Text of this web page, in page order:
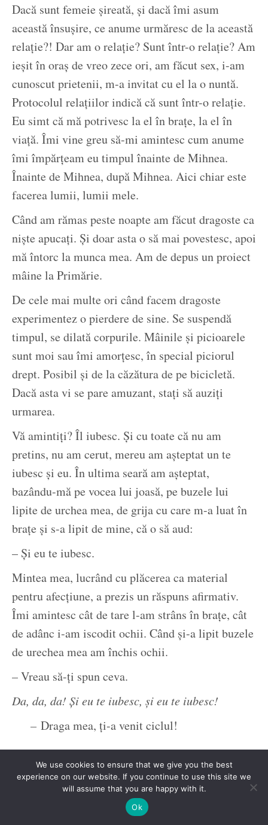
Dacă sunt femeie șireată, și dacă îmi asum
această însușire, ce anume urmăresc de la această
relație?! Dar am o relație? Sunt într-o relație? Am
ieșit în oraș de vreo zece ori, am făcut sex, i-am
cunoscut prietenii, m-a invitat cu el la o nuntă.
Protocolul relațiilor indică că sunt într-o relație.
Eu simt că mă potrivesc la el în brațe, la el în
viață. Îmi vine greu să-mi amintesc cum anume
îmi împărțeam eu timpul înainte de Mihnea.
Înainte de Mihnea, după Mihnea. Aici chiar este
facerea lumii, lumii mele.
Când am rămas peste noapte am făcut dragoste ca
niște apucați. Și doar asta o să mai povestesc, apoi
mă întorc la munca mea. Am de depus un proiect
mâine la Primărie.
De cele mai multe ori când facem dragoste
experimentez o pierdere de sine. Se suspendă
timpul, se dilată corpurile. Mâinile și picioarele
sunt moi sau îmi amorțesc, în special piciorul
drept. Posibil și de la căzătura de pe bicicletă.
Dacă asta vi se pare amuzant, stați să auziți
urmarea.
Vă amintiți? Îl iubesc. Și cu toate că nu am
pretins, nu am cerut, mereu am așteptat un te
iubesc și eu. În ultima seară am așteptat,
bazându-mă pe vocea lui joasă, pe buzele lui
lipite de urchea mea, de grija cu care m-a luat în
brațe și s-a lipit de mine, că o să aud:
– Și eu te iubesc.
Mintea mea, lucrând cu plăcerea ca material
pentru afecțiune, a prezis un răspuns afirmativ.
Îmi amintesc cât de tare l-am strâns în brațe, cât
de adânc i-am iscodit ochii. Când și-a lipit buzele
de urechea mea am închis ochii.
– Vreau să-ți spun ceva.
Da, da, da! Și eu te iubesc, și eu te iubesc!
– Draga mea, ți-a venit ciclul!
We use cookies to ensure that we give you the best
experience on our website. If you continue to use this site we
will assume that you are happy with it.
Ok